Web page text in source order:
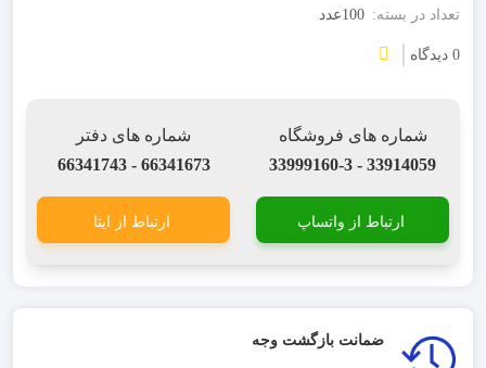
تعداد در بسته: 100عدد
0 دیدگاه
شماره های فروشگاه
33914059 - 33999160-3
شماره های دفتر
66341673 - 66341743
ارتباط از واتساپ ارتباط از ایتا
ضمانت بازگشت وجه